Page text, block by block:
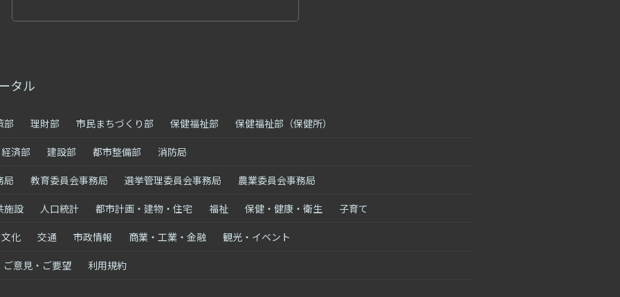
タル
部 理財部 市民まちづくり部 保健福祉部 保健福祉部（保健所）
経済部 建設部 都市整備部 消防局
局 教育委員会事務局 選挙管理委員会事務局 農業委員会事務局
施設 人口統計 都市計画・建物・住宅 福祉 保健・健康・衛生 子育て
化 交通 市政情報 商業・工業・金融 観光・イベント
ご意見・ご要望 利用規約